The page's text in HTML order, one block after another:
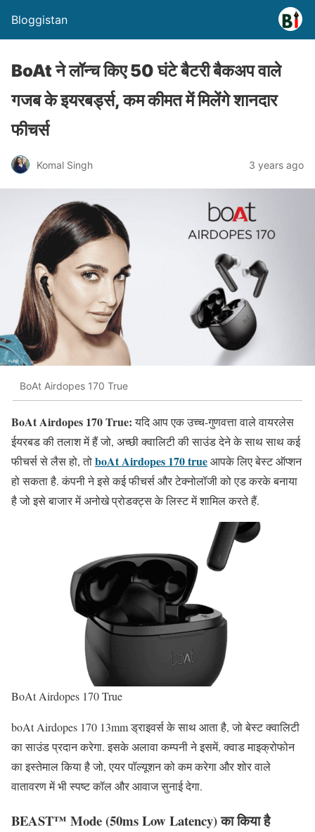
Bloggistan
BoAt ने लॉन्च किए 50 घंटे बैटरी बैकअप वाले
गजब के इयरबर्ड्स, कम कीमत में मिलेंगे शानदार
फीचर्स
Komal Singh 3 years ago
BoAt Airdopes 170 True
BoAt Airdopes 170 True:यदि आप एक उच्च-गुणवत्ता वाले वायरलेस
ईयरबड की तलाश में हैं जो, अच्छी क्वालिटी की साउंड देने के साथ साथ कई
फीचर्स से लैस हो, तोboAt Airdopes 170 trueआपके लिए बेस्ट ऑप्शन
हो सकता है. कंपनी ने इसे कई फीचर्स और टेक्नोलॉजी को एड करके बनाया
है जो इसे बाजार में अनोखे प्रोडक्ट्स के लिस्ट में शामिल करते हैं.
BoAt Airdopes 170 True
boAt Airdopes 170 13mm ड्राइवर्स के साथ आता है, जो बेस्ट क्वालिटी
का साउंड प्रदान करेगा. इसके अलावा कम्पनी ने इसमें, क्वाड माइक्रोफोन
का इस्तेमाल किया है जो, एयर पॉल्यूशन को कम करेगा और शोर वाले
वातावरण में भी स्पष्ट कॉल और आवाज सुनाई देगा.
BEAST™ Mode (50ms Low Latency) का किया है